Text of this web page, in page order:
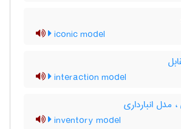
iconic model
interaction model
انبارداری
inventory model